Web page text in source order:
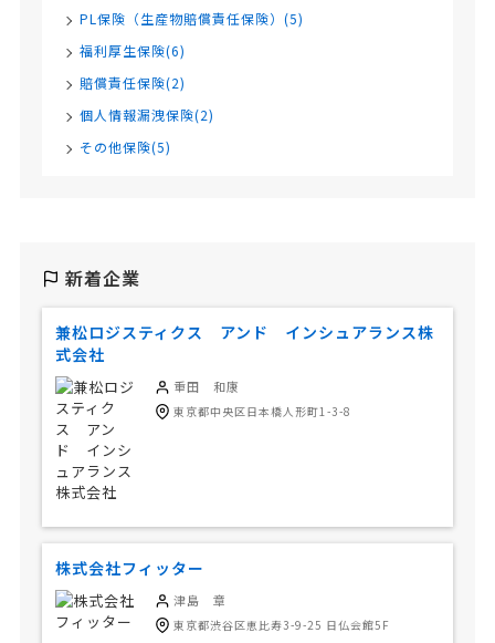
PL保険（生産物賠償責任保険）(5)
福利厚生保険(6)
賠償責任保険(2)
個人情報漏洩保険(2)
その他保険(5)
新着企業
兼松ロジスティクス アンド インシュアランス株
式会社
重田 和康
東京都中央区日本橋人形町1-3-8
株式会社フィッター
津島 章
東京都渋谷区恵比寿3-9-25 日仏会館5F